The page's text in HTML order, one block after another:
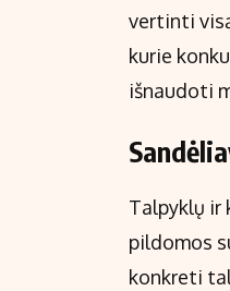
vertinti
kurie
išnaudoti
Talpyklų ir
pildomos
konkreti